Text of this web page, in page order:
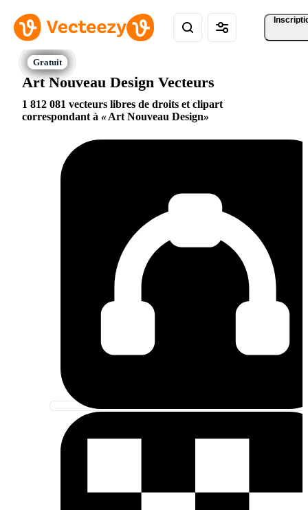
Art Nouveau Design Vecteurs
1 812 081 vecteurs libres de droits et clipart
correspondant à
Art Nouveau Design